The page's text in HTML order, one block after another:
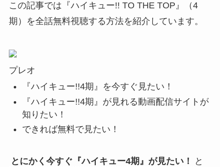
この記事では『ハイキュー!! TO THE TOP』（4
期）を全話無料視聴する方法を紹介しています。
プレオ
『ハイキュー!!4期』を今すぐ見たい！
『ハイキュー!!4期』が見れる動画配信サイトが
知りたい！
できれば無料で見たい！
とにかく今すぐ『ハイキュー4期』が見たい！
と